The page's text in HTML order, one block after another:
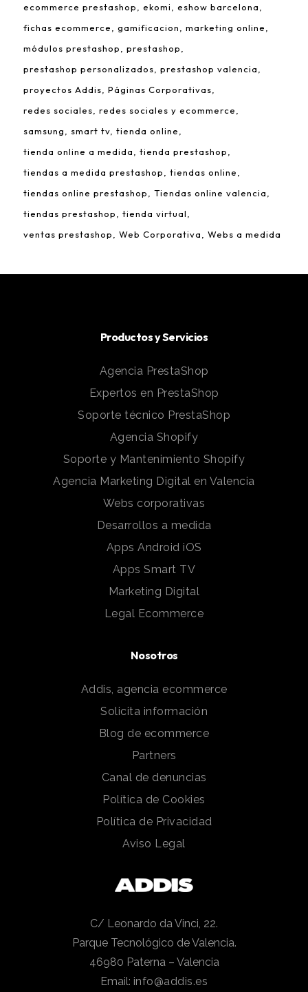
ecommerce prestashop
ekomi
eshow barcelona
fichas ecommerce
gamificacion
marketing online
módulos prestashop
prestashop
prestashop personalizados
prestashop valencia
proyectos Addis
Páginas Corporativas
redes sociales
redes sociales y ecommerce
samsung
smart tv tienda online
tienda online a medida
tienda prestashop
tiendas a medida prestashop
tiendas online
tiendas online prestashop
Tiendas online valencia
tiendas prestashop
tienda virtual
ventas prestashop
Web Corporativa Webs a medida
Productos y Servicios
Agencia PrestaShop
Expertos en PrestaShop
Soporte técnico PrestaShop
Agencia Shopify
Soporte y Mantenimiento Shopify
Agencia Marketing Digital en Valencia
Webs corporativas
Desarrollos a medida
Apps Android iOS
Apps Smart TV
Marketing Digital
Legal Ecommerce
Nosotros
Addis, agencia ecommerce
Solicita información
Blog de ecommerce
Partners
Canal de denuncias
Política de Cookies
Política de Privacidad
Aviso Legal
C/ Leonardo da Vinci, 22.
Parque Tecnológico de Valencia.
46980 Paterna – Valencia
Email: info@addis.es